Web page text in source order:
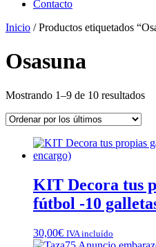
Contacto
Inicio / Productos etiquetados
Osasuna
Mostrando 1–9 de 10 resultados
KIT Decora tus
fútbol -10
30,00€ IVA incluído